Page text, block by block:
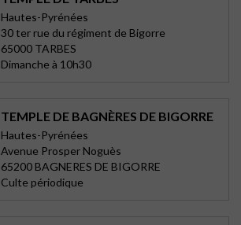
Hautes-Pyrénées
30 ter rue du régiment de Bigorre
65000 TARBES
Dimanche à 10h30
TEMPLE DE BAGNÈRES DE BIGORRE
Hautes-Pyrénées
Avenue Prosper Noguès
65200 BAGNERES DE BIGORRE
Culte périodique